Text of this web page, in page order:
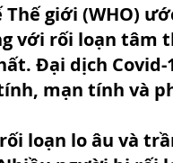
Thế giới (WHO)
với rối loạn tâm
Đại dịch
mạn tính và
loạn lo âu và